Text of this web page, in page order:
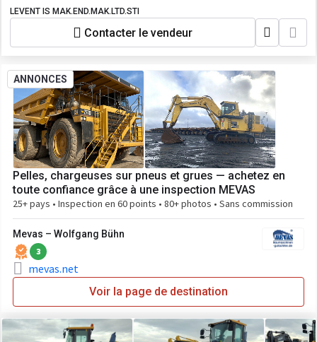
LEVENT IS MAK.END.MAK.LTD.STI
Contacter le vendeur
ANNONCES
Pelles, chargeuses sur pneus et grues — achetez en
toute confiance grâce à une inspection MEVAS
25+ pays • Inspection en 60 points • 80+ photos • Sans commission
Mevas – Wolfgang Bühn
3
mevas.net
Voir la page de destination